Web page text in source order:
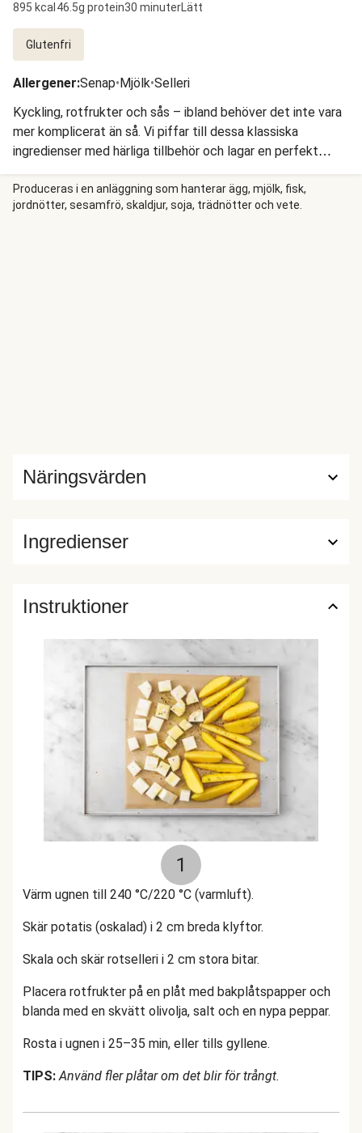
895 kcal 46.5g protein30 minuterLätt
Glutenfri
Allergener:Senap•Mjölk•Selleri
Kyckling, rotfrukter och sås – ibland behöver det inte vara
mer komplicerat än så. Vi piffar till dessa klassiska
ingredienser med härliga tillbehör och lagar en perfekt
vardagsrätt. Medan rotfrukterna ugnssteks tillagar vi även
kycklingen i ugnen och rostar spetskål som vi toppar med
gremolata, en klassisk italiensk kryddblandning med olivolja,
Produceras i en anläggning som hanterar ägg, mjölk, fisk,
jordnötter, sesamfrö, skaldjur, soja, trädnötter och vete.
Ingredienser
Näringsvärden
Instruktioner
1
Värm ugnen till 240 °C/220 °C (varmluft).
Skär potatis (oskalad) i 2 cm breda klyftor.
Skala och skär rotselleri i 2 cm stora bitar.
Placera rotfrukter på en plåt med bakplåtspapper och
blanda med en skvätt olivolja, salt och en nypa peppar.
Rosta i ugnen i 25–35 min, eller tills gyllene.
TIPS: Använd fler plåtar om det blir för trångt.